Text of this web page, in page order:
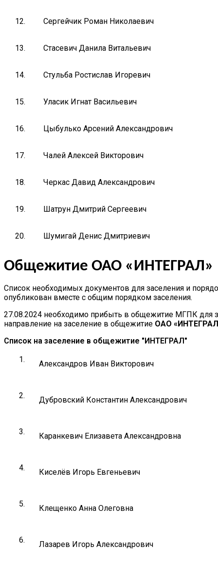
12. Сергейчик Роман Николаевич
13. Стасевич Данила Витальевич
14. Стульба Ростислав Игоревич
15. Уласик Игнат Васильевич
16. Цыбулько Арсений Александрович
17. Чалей Алексей Викторович
18. Черкас Давид Александрович
19. Шатрун Дмитрий Сергеевич
20. Шумигай Денис Дмитриевич
Общежитие ОАО «ИНТЕГРАЛ»
Список необходимых документов для заселения и
опубликован вместе с общим порядком заселения.
27.08.2024 необходимо прибыть в общежитие МГПК для
направление на заселение в общежитие ОАО
Список на заселение в общежитие "ИНТЕГРАЛ"
1.
Александров Иван Викторович
2. Дубровский Константин Александрович
3. Каранкевич Елизавета Александровна
4. Киселёв Игорь Евгеньевич
5. Клещенко Анна Олеговна
6. Лазарев Игорь Александрович